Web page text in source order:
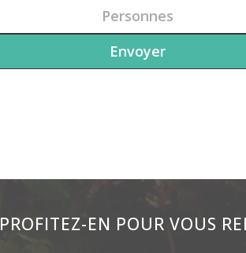
Personnes
Envoyer
PROFITEZ-EN POUR VOUS